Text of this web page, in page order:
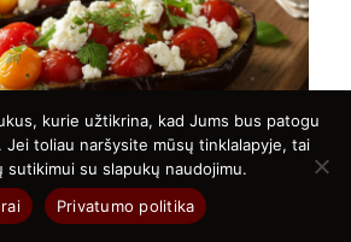
kurie užtikrina, kad Jums bus patogu
Jei toliau naršysite mūsų tinklalapyje, tai
sutikimui su slapukų naudojimu.
Privatumo politika